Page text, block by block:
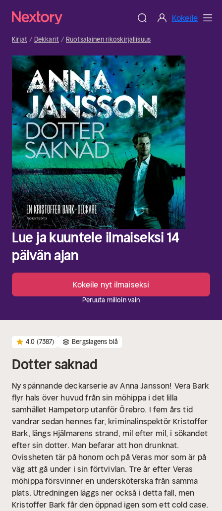
Kokeile
Kirjat Dekkarit Ruotsalainen rikoskirjallisuus
Lue ja kuuntele ilmaiseksi 14
päivän ajan
Kokeile nyt ilmaiseksi
Peruuta milloin vain
4.0 (7387) Bergslagens blå
Dotter saknad
Ny spännande deckarserie av Anna Jansson! Vera Bark
flyr hals över huvud från sin möhippa i det lilla
samhället Hampetorp utanför Örebro. I fem års tid
vandrar sedan hennes far, kriminalinspektör Kristoffer
Bark, längs Hjälmarens strand, mil efter mil, i sökandet
efter sin dotter. Man befarar att hon drunknat.
Ovissheten tär på honom och på Veras mor som är på
väg att gå under i sin förtvivlan. Tre år efter Veras
möhippa försvinner en undersköterska från samma
plats. Utredningen läggs ner också i detta fall, men
Kristoffer Bark får den öppnad igen som ett cold case.